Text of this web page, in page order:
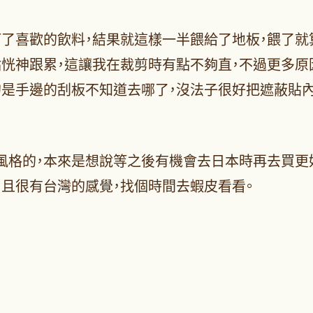
喜歡的飲料，結果就這樣一半餵給了地板，餵了
神跟累，這讓我在裁剪時有點不夠直，不過更多
手邊的刮板不知道去哪了，沒法子很好把遮蔽貼
的，本來是想說等之後有機會去日本時再去買
很有台灣的感覺，找個時間去蝦皮看看。